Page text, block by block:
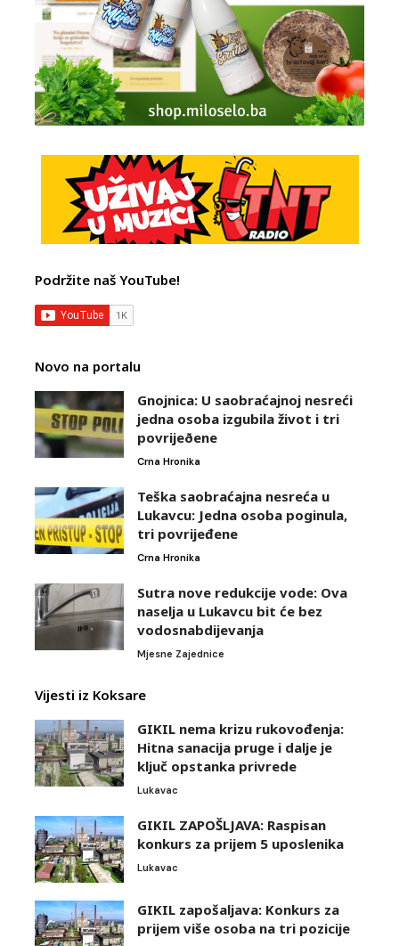
Podržite naš YouTube!
Novo na portalu
Gnojnica: U saobraćajnoj nesreći
jedna osoba izgubila život i tri
povrijeðene
Crna Hronika
Teška saobraćajna nesreća u
Lukavcu: Jedna osoba poginula,
tri povrijeđene
Crna Hronika
Sutra nove redukcije vode: Ova
naselja u Lukavcu bit će bez
vodosnabdijevanja
Mjesne Zajednice
Vijesti iz Koksare
GIKIL nema krizu rukovođenja:
Hitna sanacija pruge i dalje je
ključ opstanka privrede
Lukavac
GIKIL ZAPOŠLJAVA: Raspisan
konkurs za prijem 5 uposlenika
Lukavac
GIKIL zapošaljava: Konkurs za
prijem više osoba na tri pozicije